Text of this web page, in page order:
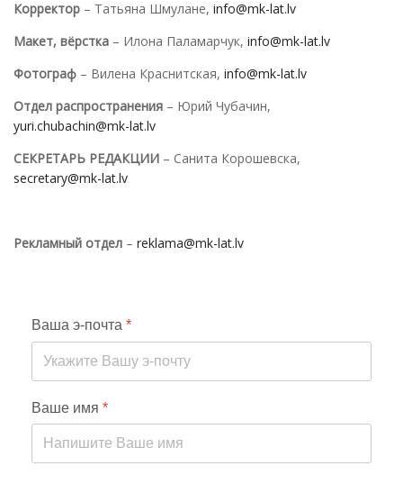
Корректор – Татьяна Шмулане, info@mk-lat.lv
Макет, вёрстка – Илона Паламарчук, info@mk-lat.lv
Фотограф – Вилена Краснитская, info@mk-lat.lv
Отдел распространения – Юрий Чубачин,
yuri.chubachin@mk-lat.lv
СЕКРЕТАРЬ РЕДАКЦИИ – Санита Корошевска,
secretary@mk-lat.lv
Рекламный отдел – reklama@mk-lat.lv
Ваша э-почта *
Ваше имя *